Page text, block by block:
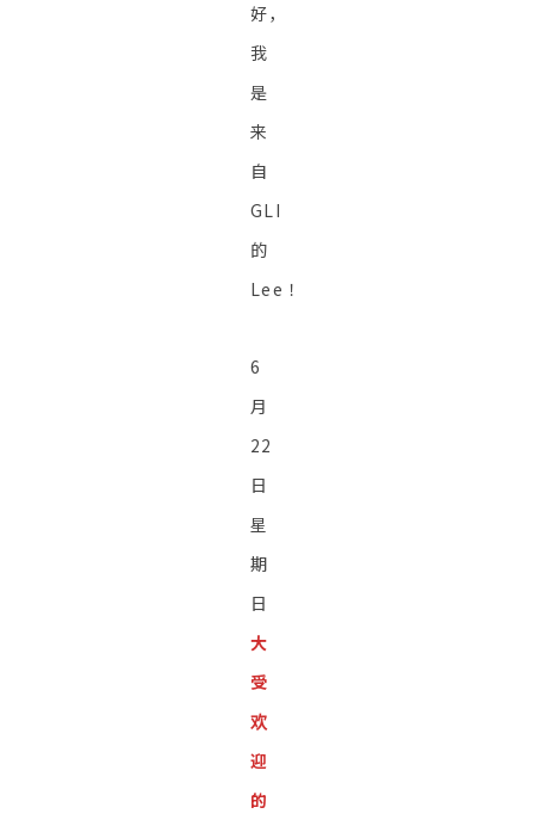
好，
我
是
来
自
GLI
的
Lee！
6
月
22
日
星
期
日
大
受
欢
迎
的